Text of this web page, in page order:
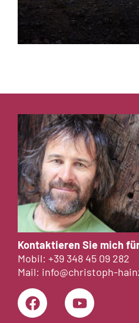
Kontaktieren Sie mich
Mobil: +39 348 45 09 282
Mail: info@christoph-